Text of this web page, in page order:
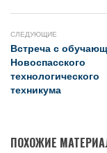
СЛЕДУЮЩИЕ
Встреча с
Новоспасского
технологического
техникума
ПОХОЖИЕ